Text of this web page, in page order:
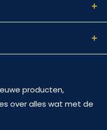
beschikbaar
van
producten,
over alles wat met de